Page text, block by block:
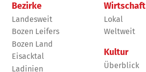
Bezirke
Landesweit
Bozen Leifers
Bozen Land
Eisacktal
Ladinien
Wirtschaft
Lokal
Weltweit
Kultur
Überblick